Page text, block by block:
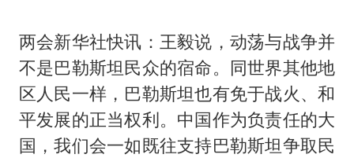
两会新华社快讯：王毅说，动荡与战争并
不是巴勒斯坦民众的宿命。同世界其他地
区人民一样，巴勒斯坦也有免于战火、和
平发展的正当权利。中国作为负责任的大
国，我们会一如既往支持巴勒斯坦争取民